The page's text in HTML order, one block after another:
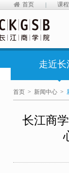
首页 课
走近长
首页 > 新闻中心 >
长江商